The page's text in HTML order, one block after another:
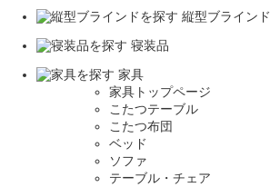
縦型ブラインド
寝装品
家具
家具トップページ
こたつテーブル
こたつ布団
ベッド
ソファ
テーブル・チェア